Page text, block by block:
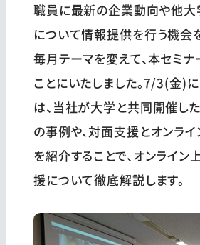
職員に最新の企業動向や他大
について情報提供を行う機会
毎月テーマを変えて、本セミ
ことにいたしました。7/3(金)
は、当社が大学と共同開催し
の事例や、対面支援とオンラ
を紹介することで、オンライン
援について徹底解説します。